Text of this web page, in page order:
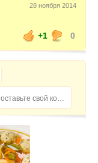
28 ноября 2014
+1
0
Домохозяйка, пожалуйста, оставьте свой комментарий...